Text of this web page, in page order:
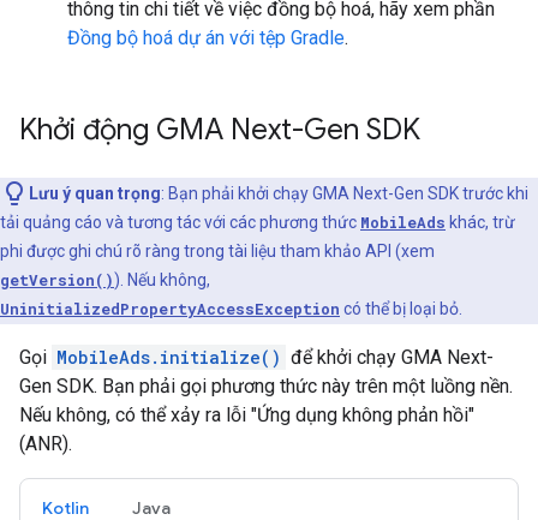
thông tin chi tiết về việc đồng bộ hoá, hãy xem phần
Đồng bộ hoá dự án với tệp Gradle.
Khởi động GMA Next-Gen SDK
Lưu ý quan trọng: Bạn phải khởi chạyGMA Next-Gen SDKtrước khi
tải quảng cáo và tương tác với các phương thức MobileAds khác, trừ
phi được ghi chú rõ ràng trong tài liệu tham khảo API (xem
getVersion()). Nếu không,
UninitializedPropertyAccessException có thể bị loại bỏ.
Gọi MobileAds.initialize() để khởi chạy GMA Next-
Gen SDK. Bạn phải gọi phương thức này trên một luồng nền.
Nếu không, có thể xảy ra lỗi "Ứng dụng không phản hồi"
(ANR).
Kotlin Java